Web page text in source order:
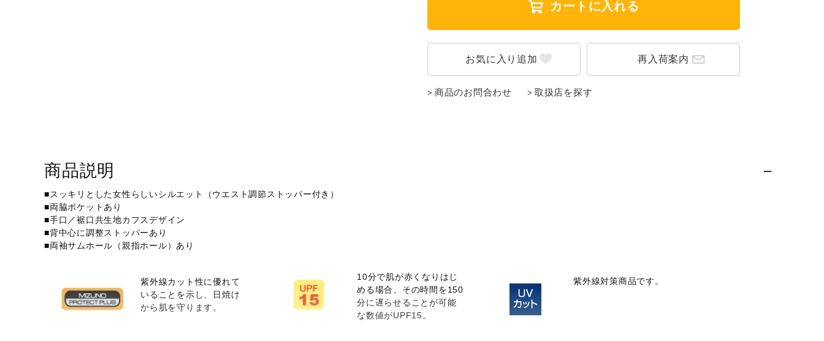
カートに入れる
再入荷案内
商品のお問合わせ 取扱店を探す
商品説明
■スッキリとした女性らしいシルエット（ウエスト調節ストッパー付き）
■両脇ポケットあり
■手口／裾口共生地カフスデザイン
■背中心に調整ストッパーあり
■両袖サムホール（親指ホール）あり
紫外線カット性に優れて
いることを示し、日焼け
から肌を守ります。
10分で肌が赤くなりはじ
める場合、その時間を150
分に遅らせることが可能
な数値がUPF15。
紫外線対策商品です。